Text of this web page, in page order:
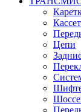
Цепи